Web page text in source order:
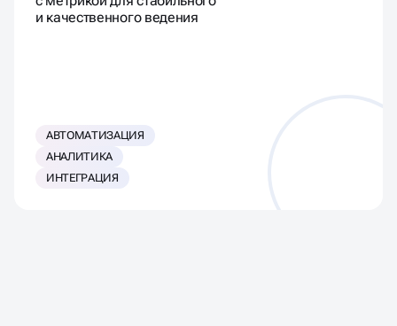
и качественного ведения
АВТОМАТИЗАЦИЯ
АНАЛИТИКА
ИНТЕГРАЦИЯ